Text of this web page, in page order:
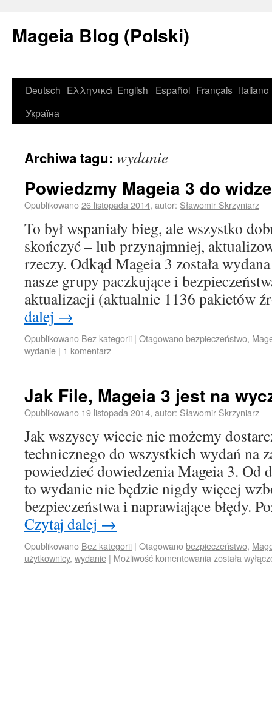
Mageia Blog (Polski)
Deutsch Ελληνικά English Español Français Italiano
Україна
Archiwa tagu: wydanie
Powiedzmy Mageia 3 do
Opublikowano26 listopada 2014, autor: Sławomir Skrzyniarz
To był wspaniały bieg, ale wszystko
skończyć – lub przynajmniej,
rzeczy. Odkąd Mageia 3 została
nasze grupy paczkujące i
aktualizacji (aktualnie 1136 pakietów
dalej →
Opublikowano Bez kategorii | Otagowanobezpieczeństwo,
wydanie | 1 komentarz
Jak File, Mageia 3 jest na
Opublikowano 19 listopada 2014, autor: Sławomir Skrzyniarz
Jak wszyscy wiecie nie możemy
technicznego do wszystkich wydań na
powiedzieć dowiedzenia Mageia 3. Od
to wydanie nie będzie nigdy więcej
bezpieczeństwa i naprawiające błędy.
Czytaj dalej →
Opublikowano Bez kategorii | Otagowanobezpieczeństwo,
użytkownicy, wydanie | Możliwość komentowania została